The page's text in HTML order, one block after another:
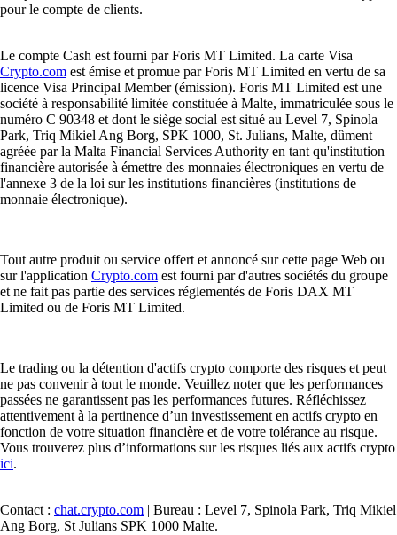
pour le compte de clients.
Le compte Cash est fourni par Foris MT Limited. La carte Visa
Crypto.com est émise et promue par Foris MT Limited en vertu de sa
licence Visa Principal Member (émission). Foris MT Limited est une
société à responsabilité limitée constituée à Malte, immatriculée sous le
numéro C 90348 et dont le siège social est situé au Level 7, Spinola
Park, Triq Mikiel Ang Borg, SPK 1000, St. Julians, Malte, dûment
agréée par la Malta Financial Services Authority en tant qu'institution
financière autorisée à émettre des monnaies électroniques en vertu de
l'annexe 3 de la loi sur les institutions financières (institutions de
monnaie électronique).
Tout autre produit ou service offert et annoncé sur cette page Web ou
sur l'application Crypto.com est fourni par d'autres sociétés du groupe
et ne fait pas partie des services réglementés de Foris DAX MT
Limited ou de Foris MT Limited.
Le trading ou la détention d'actifs crypto comporte des risques et peut
ne pas convenir à tout le monde. Veuillez noter que les performances
passées ne garantissent pas les performances futures. Réfléchissez
attentivement à la pertinence d’un investissement en actifs crypto en
fonction de votre situation financière et de votre tolérance au risque.
Vous trouverez plus d’informations sur les risques liés aux actifs crypto
ici.
Contact : chat.crypto.com | Bureau : Level 7, Spinola Park, Triq Mikiel
Ang Borg, St Julians SPK 1000 Malte.